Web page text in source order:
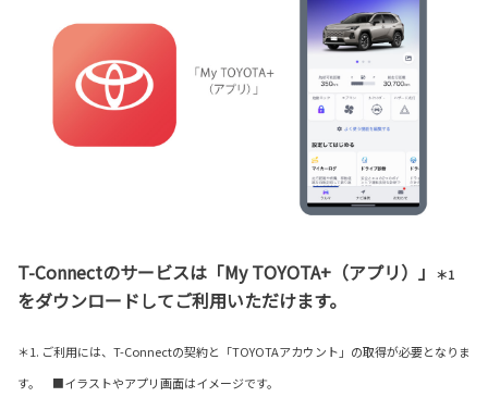
T-Connectのサービスは「My TOYOTA+（アプリ）」 ＊1
をダウンロードしてご利用いただけます。
＊1. ご利用には、T-Connectの契約と「TOYOTAアカウント」の取得が必要となりま
す。 ■イラストやアプリ画面はイメージです。